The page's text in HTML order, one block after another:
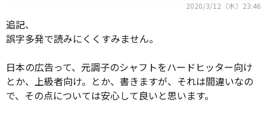
2020/3/12（木）23:46
追記、
誤字多発で読みにくくすみません。
日本の広告って、元調子のシャフトをハードヒッター向け
とか、上級者向け。とか、書きますが、それは間違いなの
で、その点については安心して良いと思います。